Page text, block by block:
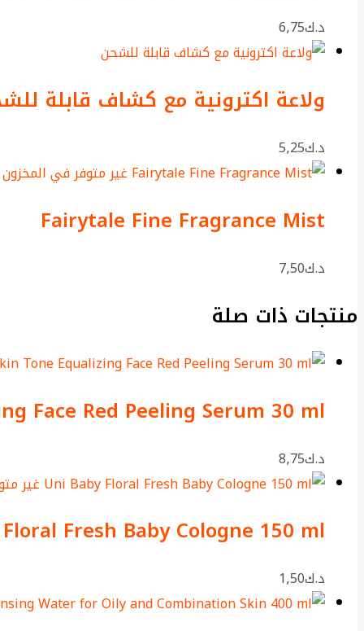
د.ك6٫75
ولاعة اكترونية مع كشاف قابلة
د.ك5٫25
غير متوفر في المخزون
Fairytale Fine Fragrance Mist
د.ك7٫50
منتجات ذات صلة
Face Red Peeling Serum 30 ml
د.ك8٫75
غير
Fresh Baby Cologne 150 ml
د.ك1٫50